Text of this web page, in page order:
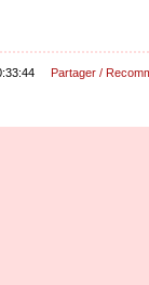
Partager /